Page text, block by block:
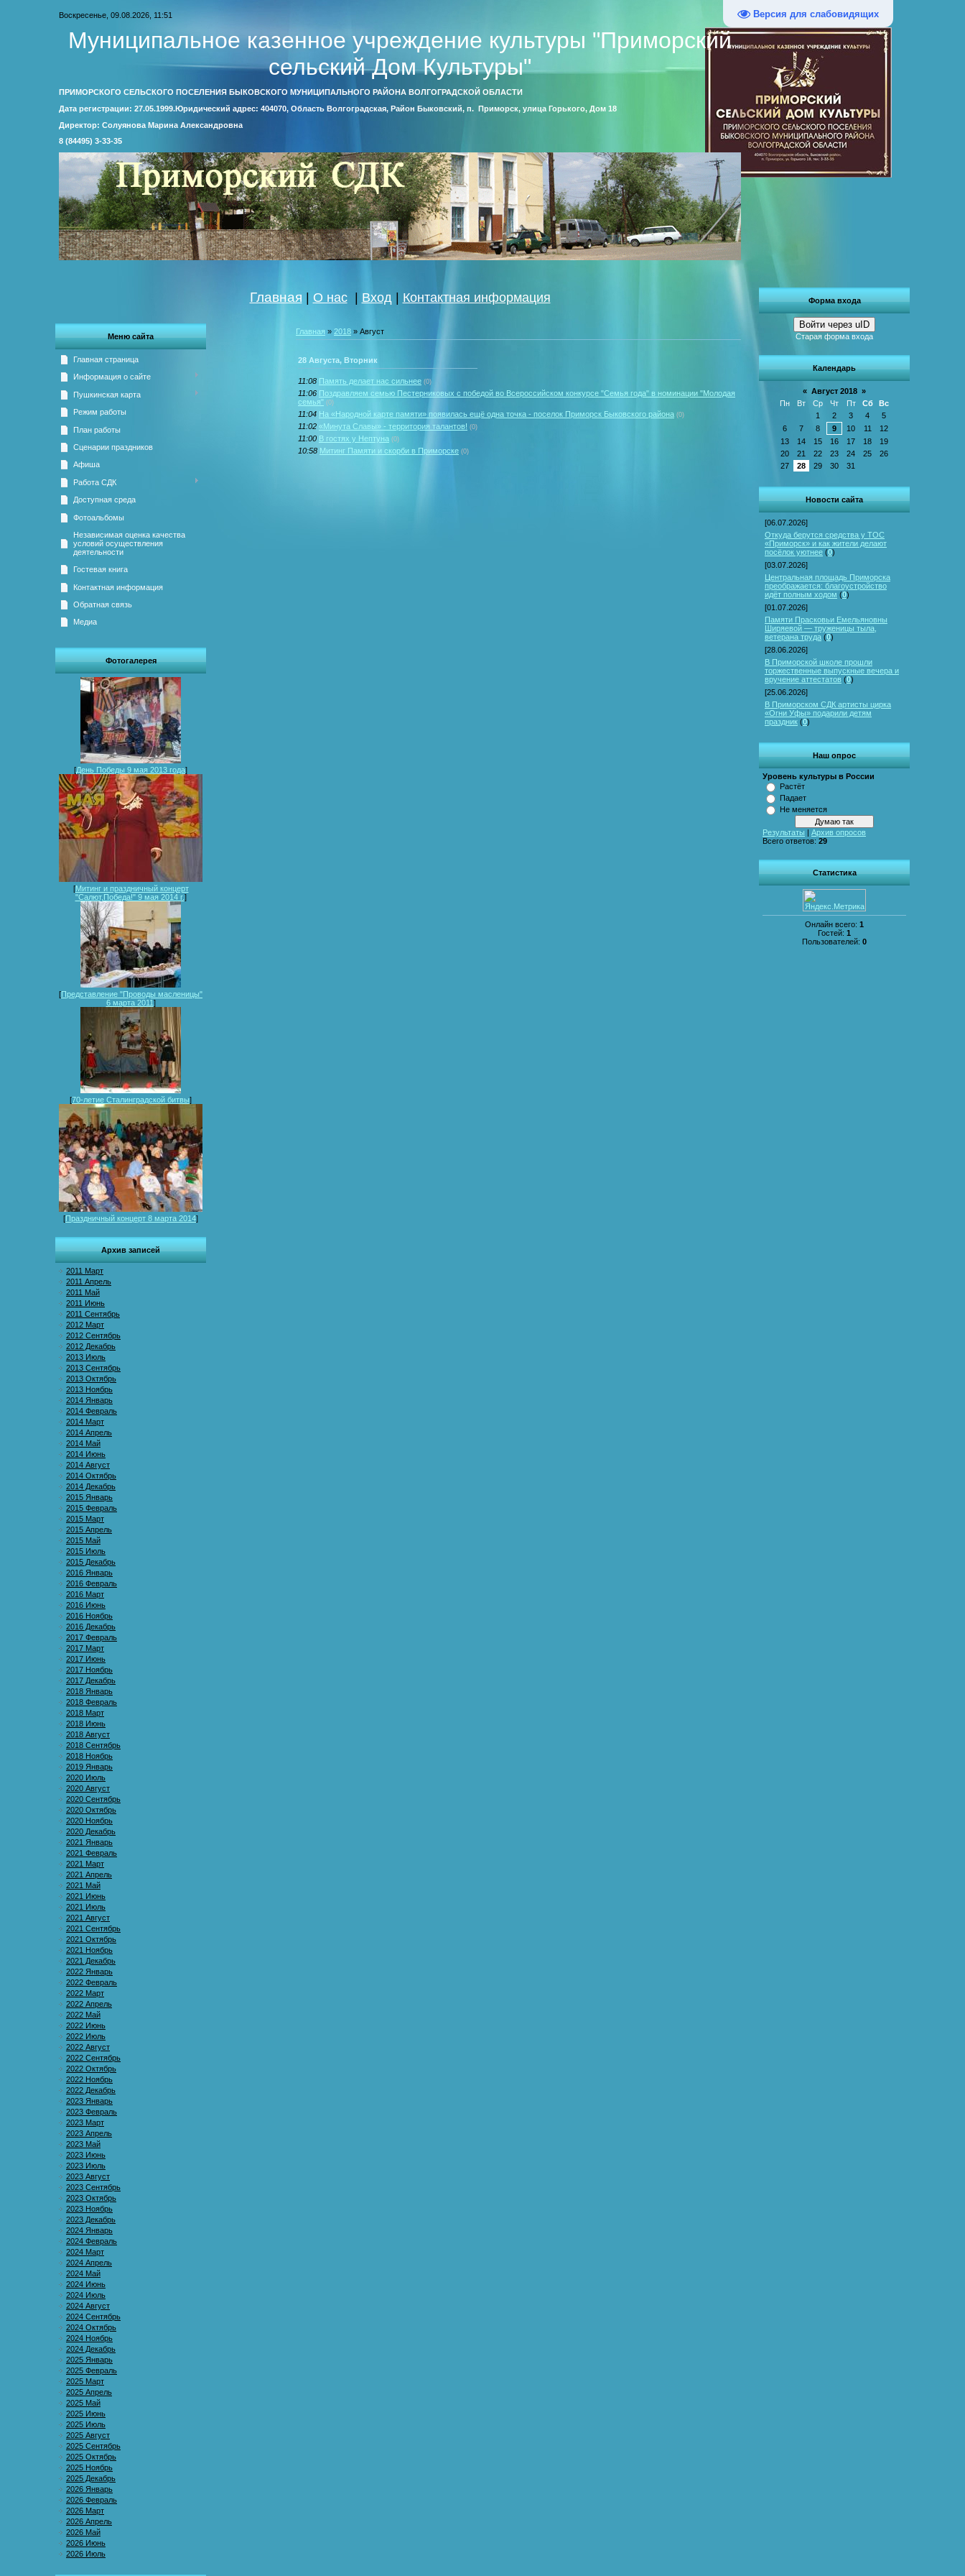
Версия для слабовидящих
Воскресенье, 09.08.2026, 11:51
Муниципальное казенное учреждение культуры "Приморский
сельский Дом Культуры"
ПРИМОРСКОГО СЕЛЬСКОГО ПОСЕЛЕНИЯ БЫКОВСКОГО МУНИЦИПАЛЬНОГО РАЙОНА ВОЛГОГРАДСКОЙ ОБЛАСТИ
Дата регистрации: 27.05.1999.Юридический адрес: 404070, Область Волгоградская, Район Быковский, п. Приморск, улица Горького, Дом 18
Директор: Солуянова Марина Александровна
8 (84495) 3-33-35
Главная О нас| Вход| Контактная информация Форма входа
Войти через uID
Старая форма входа
Календарь
« Август 2018 »
Пн
Вт Ср Чт Пт Сб
Вс
1
2 3 4
5
6
7 8 9 10 11
12
13
14 15 16 17 18
19
20
21 22 23 24 25
26
27
28 29 30 31
Новости сайта
[06.07.2026]
Откуда берутся средства у ТОС
«Приморск» и как жители делают
посёлок уютнее (0)
[03.07.2026]
Центральная площадь Приморска
преображается: благоустройство
идёт полным ходом (0)
[01.07.2026]
Памяти Прасковьи Емельяновны
Ширяевой — труженицы тыла,
ветерана труда (0)
[28.06.2026]
В Приморской школе прошли
торжественные выпускные вечера и
вручение аттестатов (0)
[25.06.2026]
В Приморском СДК артисты цирка
«Огни Уфы» подарили детям
праздник (0)
Наш опрос
Уровень культуры в России
Растёт
Падает
Не меняется
Результаты | Архив опросов
Всего ответов: 29
Статистика
Онлайн всего: 1
Гостей: 1
Пользователей: 0
Меню сайта
Главная страница
Информация о сайте
Пушкинская карта
Режим работы
План работы
Сценарии праздников
Афиша
Работа СДК
Доступная среда
Фотоальбомы
Независимая оценка качества
условий осуществления
деятельности
Гостевая книга
Контактная информация
Обратная связь
Медиа
Фотогалерея
[День Победы 9 мая 2013 года]
[Митинг и праздничный концерт
"Салют,Победа!" 9 мая 2014 г.]
[Представление "Проводы масленицы"
6 марта 2011]
[70-летие Сталинградской битвы]
[Праздничный концерт 8 марта 2014]
Архив записей
2011 Март
2011 Апрель
2011 Май
2011 Июнь
2011 Сентябрь
2012 Март
2012 Сентябрь
2012 Декабрь
2013 Июль
2013 Сентябрь
2013 Октябрь
2013 Ноябрь
2014 Январь
2014 Февраль
2014 Март
2014 Апрель
2014 Май
2014 Июнь
2014 Август
2014 Октябрь
2014 Декабрь
2015 Январь
2015 Февраль
2015 Март
2015 Апрель
2015 Май
2015 Июль
2015 Декабрь
2016 Январь
2016 Февраль
2016 Март
2016 Июнь
2016 Ноябрь
2016 Декабрь
2017 Февраль
2017 Март
2017 Июнь
2017 Ноябрь
2017 Декабрь
2018 Январь
2018 Февраль
2018 Март
2018 Июнь
2018 Август
2018 Сентябрь
2018 Ноябрь
2019 Январь
2020 Июль
2020 Август
2020 Сентябрь
2020 Октябрь
2020 Ноябрь
2020 Декабрь
2021 Январь
2021 Февраль
2021 Март
2021 Апрель
2021 Май
2021 Июнь
2021 Июль
2021 Август
2021 Сентябрь
2021 Октябрь
2021 Ноябрь
2021 Декабрь
2022 Январь
2022 Февраль
2022 Март
2022 Апрель
2022 Май
2022 Июнь
2022 Июль
2022 Август
2022 Сентябрь
2022 Октябрь
2022 Ноябрь
2022 Декабрь
2023 Январь
2023 Февраль
2023 Март
2023 Апрель
2023 Май
2023 Июнь
2023 Июль
2023 Август
2023 Сентябрь
2023 Октябрь
2023 Ноябрь
2023 Декабрь
2024 Январь
2024 Февраль
2024 Март
2024 Апрель
2024 Май
2024 Июнь
2024 Июль
2024 Август
2024 Сентябрь
2024 Октябрь
2024 Ноябрь
2024 Декабрь
2025 Январь
2025 Февраль
2025 Март
2025 Апрель
2025 Май
2025 Июнь
2025 Июль
2025 Август
2025 Сентябрь
2025 Октябрь
2025 Ноябрь
2025 Декабрь
2026 Январь
2026 Февраль
2026 Март
2026 Апрель
2026 Май
2026 Июнь
2026 Июль
Главная » 2018 » Август
28 Августа, Вторник
11:08 Память делает нас сильнее (0)
11:06 Поздравляем семью Пестерниковых с победой во Всероссийском конкурсе "Семья года" в номинации "Молодая
семья" (0)
11:04 На «Народной карте памяти» появилась ещё одна точка - поселок Приморск Быковского района (0)
11:02 «Минута Славы» - территория талантов! (0)
11:00 В гостях у Нептуна (0)
10:58 Митинг Памяти и скорби в Приморске (0)